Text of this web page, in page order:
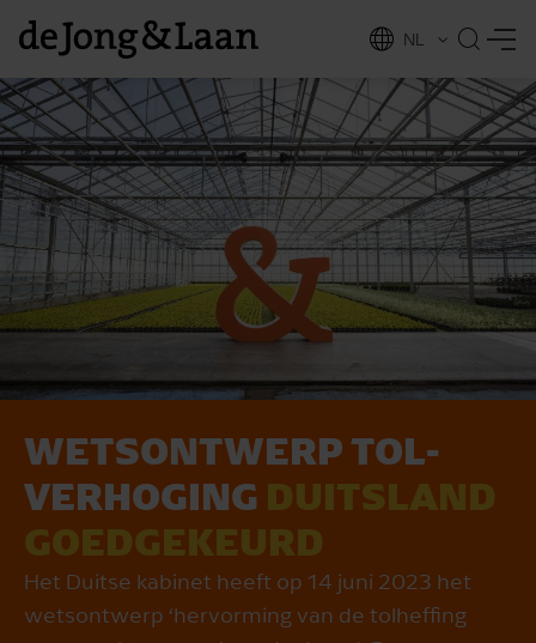
NL
EN
WETS­ONT­WERP TOL­
VER­HO­GING DUITS­LAND
GOED­GE­KEURD
Het Duitse kabinet heeft op 14 juni 2023 het
wetsontwerp ‘hervorming van de tolheffing